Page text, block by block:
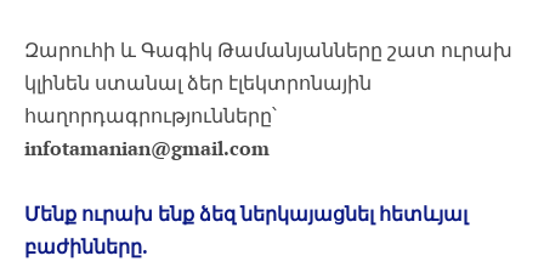
Զարուհի և Գագիկ Թամանյանները շատ ուրախ
կլինեն ստանալ ձեր էլեկտրոնային
հաղորդագրությունները՝
infotamanian@gmail.com
Մենք ուրախ ենք ձեզ ներկայացնել հետևյալ
բաժինները.